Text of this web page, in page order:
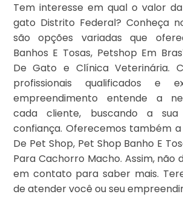
Tem interesse em qual o valor
gato Distrito Federal? Conheça
são opções variadas que
Banhos E Tosas, Petshop Em
De Gato e Clínica Veterinária.
profissionais qualificados e
empreendimento entende a
cada cliente, buscando a
confiança. Oferecemos também
De Pet Shop, Pet Shop Banho E
Para Cachorro Macho. Assim, não
em contato para saber mais.
de atender você ou seu